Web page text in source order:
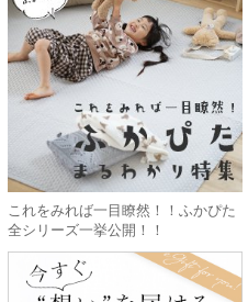
これをみれば一目瞭然！！ふかぴた
全シリーズ一挙公開！！